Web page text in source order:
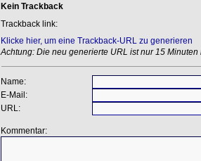
Kein Trackback
Trackback link:
Klicke hier, um eine Trackback-URL zu generieren
Achtung: Die neu generierte URL ist nur 15
Name:
E-Mail:
URL:
Kommentar: